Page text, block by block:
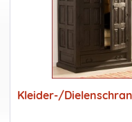
Kleider-/